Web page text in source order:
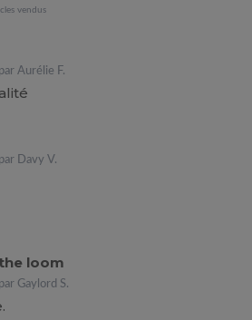
vendus
Aurélie F.
Davy V.
loom
Gaylord S.